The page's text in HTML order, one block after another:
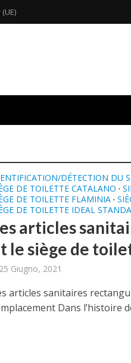
DÉTECTION DU
DE TOILETTE CATALANO •
DE TOILETTE FLAMINIA •
DE TOILETTE IDEAL
articles
le siège de
25 Giugno, 2021
articles sanitaires
Dans l’histoire